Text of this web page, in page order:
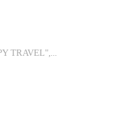
TRAVEL",...